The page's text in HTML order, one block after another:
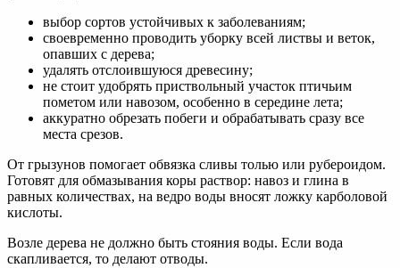
выбор сортов устойчивых к заболеваниям;
своевременно проводить уборку всей листвы и веток,
опавших с дерева;
удалять отслоившуюся древесину;
не стоит удобрять приствольный участок птичьим
пометом или навозом, особенно в середине лета;
аккуратно обрезать побеги и обрабатывать сразу все
места срезов.
От грызунов помогает обвязка сливы толью или рубероидом.
Готовят для обмазывания коры раствор: навоз и глина в
равных количествах, на ведро воды вносят ложку карболовой
кислоты.
Возле дерева не должно быть стояния воды. Если вода
скапливается, то делают отводы.